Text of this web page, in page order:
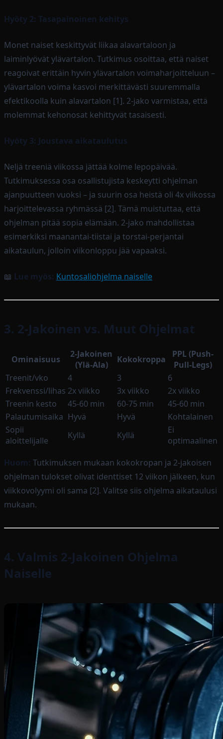
Hyöty 2: Tasapainoinen kehitys
Monet naiset keskittyvät liikaa alavartaloon ja
laiminlyövät ylävartalon. Tutkimus osoittaa, että naiset
reagoivat erittäin hyvin ylävartalon voimaharjoitteluun –
ylävartalon voima kasvoi merkittävästi suuremmalla
efektikoolla kuin alavartalon [1]. 2-jako varmistaa, että
molemmat kehonosat kehittyvät tasaisesti.
Hyöty 3: Joustava aikataulutus
Neljä treeniä viikossa jättää kolme lepopäivää.
Tutkimuksessa osa osallistujista keskeytti ohjelman
ajanpuutteen vuoksi – ja suurin osa heistä oli 4x viikossa
harjoittelevassa ryhmässä [2]. Tämä muistuttaa, että
ohjelman pitää sopia elämään. 2-jako mahdollistaa
esimerkiksi maanantai-tiistai ja torstai-perjantai
aikataulun, jolloin viikonloppu jää vapaaksi.
📖 Lue myös: Kuntosaliohjelma naiselle
3. 2-Jakoinen vs. Muut Ohjelmat
Ominaisuus
2-Jakoinen
(Ylä-Ala)
Kokokroppa
PPL (Push-
Pull-Legs)
Treenit/vko
4 3
6
Frekvenssi/lihas 2x viikko 3x viikko
2x viikko
Treenin kesto
45-60 min 60-75 min
45-60 min
Palautumisaika Hyvä Hyvä
Kohtalainen
Sopii
aloittelijalle
Kyllä Kyllä
Ei
optimaalinen
Huom: Tutkimuksen mukaan kokokropan ja 2-jakoisen
ohjelman tulokset olivat identtiset 12 viikon jälkeen, kun
viikkovolyymi oli sama [2]. Valitse siis ohjelma aikataulusi
mukaan.
4. Valmis 2-Jakoinen Ohjelma
Naiselle